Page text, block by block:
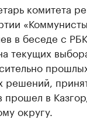
комитета
в беседе с
текущих
решений,
прошел в
округу.